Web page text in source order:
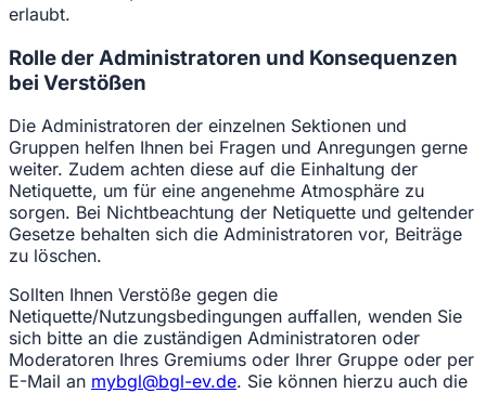
erlaubt.
Rolle der Administratoren und Konsequenzen
bei Verstößen
Die Administratoren der einzelnen Sektionen und
Gruppen helfen Ihnen bei Fragen und Anregungen gerne
weiter. Zudem achten diese auf die Einhaltung der
Netiquette, um für eine angenehme Atmosphäre zu
sorgen. Bei Nichtbeachtung der Netiquette und geltender
Gesetze behalten sich die Administratoren vor, Beiträge
zu löschen.
Sollten Ihnen Verstöße gegen die
Netiquette/Nutzungsbedingungen auffallen, wenden Sie
sich bitte an die zuständigen Administratoren oder
Moderatoren Ihres Gremiums oder Ihrer Gruppe oder per
E-Mail an mybgl@bgl-ev.de. Sie können hierzu auch die